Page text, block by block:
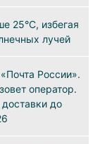
25°C, избегая
лучей
России».
оператор.
до